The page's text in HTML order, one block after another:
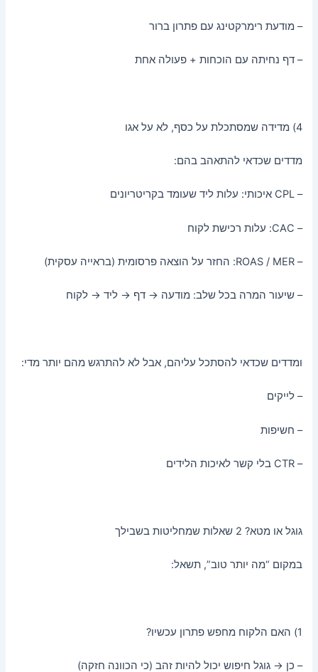
– מודעת רימרקטינג עם פתרון ברור
– דף נחיתה עם הוכחות + פעולה אחת
4) מדידה שמסתכלת על כסף, לא על אגו
מדדים שכדאי להתאהב בהם:
– CPL איכותי: עלות ליד שעומד בקריטריונים
– CAC: עלות רכישת לקוח
– ROAS / MER: החזר על הוצאה פרסומית (בראייה עסקית)
– שיעור המרה בכל שלב: מודעה → דף → ליד → לקוח
ומדדים שכדאי להסתכל עליהם, אבל לא להתרגש מהם יותר מדי:
– לייקים
– חשיפות
– CTR בלי קשר לאיכות הלידים
גוגל או מטא? 2 שאלות שמחליטות בשבילך
במקום “מה יותר טוב”, תשאל:
1) האם הלקוח מחפש פתרון עכשיו?
– כן → גוגל חיפוש יכול להיות זהב (כי הכוונה חזקה)